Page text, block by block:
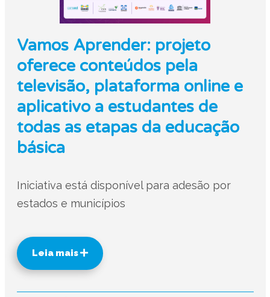
Vamos Aprender: projeto
oferece conteúdos pela
televisão, plataforma online e
aplicativo a estudantes de
todas as etapas da educação
básica
Iniciativa está disponível para adesão por
estados e municípios
Leia mais